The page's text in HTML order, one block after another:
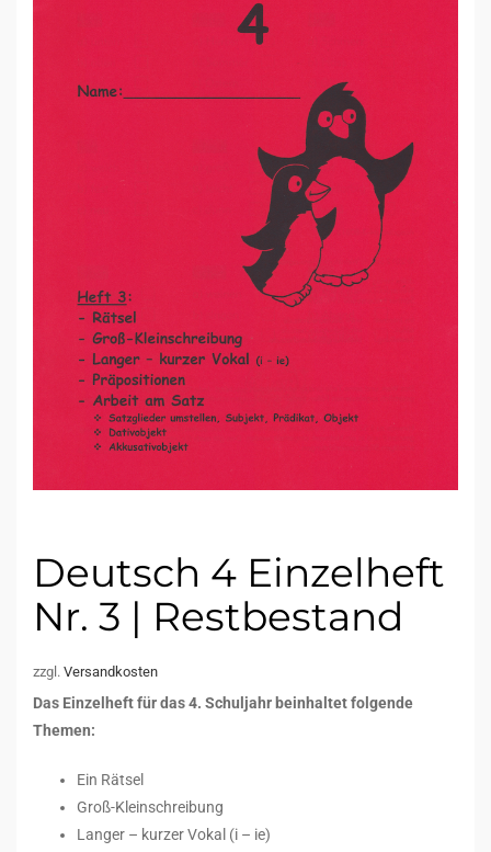
Deutsch 4 Einzelheft
Nr. 3 | Restbestand
zzgl. Versandkosten
Das Einzelheft für das 4. Schuljahr beinhaltet folgende
Themen:
Ein Rätsel
Groß-Kleinschreibung
Langer – kurzer Vokal (i – ie)